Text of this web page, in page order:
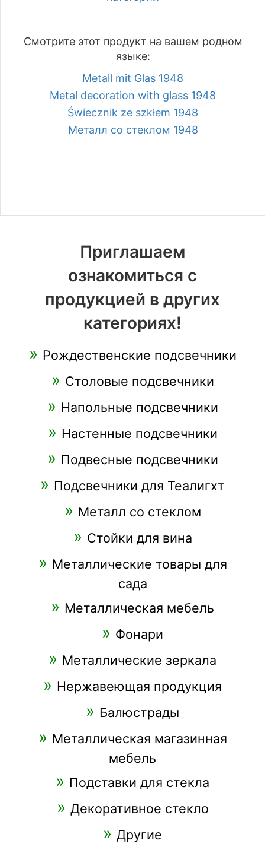
Смотрите этот продукт на вашем родном
языке:
Metall mit Glas 1948
Metal decoration with glass 1948
Świecznik ze szkłem 1948
Металл со стеклом 1948
Приглашаем
ознакомиться с
продукцией в других
категориях!
Рождественские подсвечники
Столовые подсвечники
Напольные подсвечники
Настенные подсвечники
Подвесные подсвечники
Подсвечники для Теалигхт
Металл со стеклом
Стойки для вина
Металлические товары для
сада
Металлическая мебель
Фонари
Металлические зеркала
Нержавеющая продукция
Балюстрады
Металлическая магазинная
мебель
Подставки для стекла
Декоративное стекло
Другие